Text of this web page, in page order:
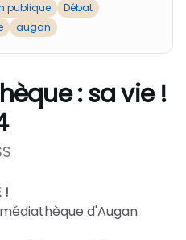
publique
Débat
augan
: sa vie !
!
d'Augan